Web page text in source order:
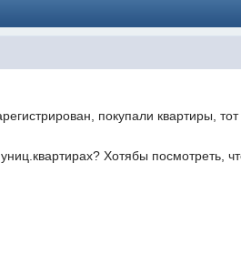
покупали квартиры,
Хотябы посмотреть,